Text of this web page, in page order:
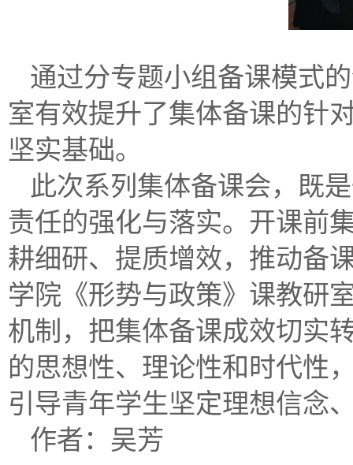
通过分专题小组备课模式
室有效提升了集体备课的针
坚实基础。
此次系列集体备课会，既
责任的强化与落实。开课前
耕细研、提质增效，推动备
学院《形势与政策》课教研
机制，把集体备课成效切实
的思想性、理论性和时代性
引导青年学生坚定理想信念
作者：吴芳